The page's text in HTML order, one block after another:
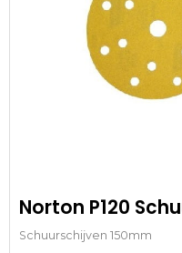
Norton P120
Schuurschijven 150mm